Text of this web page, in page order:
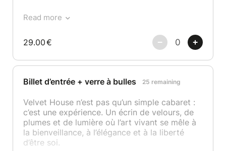
Nos spectacles débutent à 21h précises et se
pauses pour savourer l’instant et rencontrer
les artistes. Chaque week-end, nous vous
quatre artistes différents, entre drags,
transformistes, magiciens,..
Envie de vivre toute la soirée chez nous ?
Notre espace bar avec petite restauration
vous accueille dès 18h.
L’installation en salle est libre : les premiers
Read more
29.00€
Billet d’entrée + verre à bulles 25 remaining
Velvet House n’est pas qu’un simple cabaret :
c’est une expérience. Un écrin de velours, de
plumes et de lumière où l’art vivant se mêle à
la bienveillance, à l’élégance et à la liberté
d’être soi.